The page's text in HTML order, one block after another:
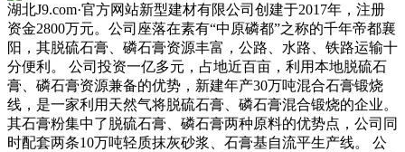
湖北J9.com·官方网站新型建材有限公司创建于2017年，注册
资金2800万元。公司座落在素有“中原磷都”之称的千年帝都襄
阳，其脱硫石膏、磷石膏资源丰富，公路、水路、铁路运输十
分便利。 公司投资一亿多元，占地近百亩，利用本地脱硫石
膏、磷石膏资源兼备的优势，新建年产30万吨混合石膏锻烧
线，是一家利用天然气将脱硫石膏、磷石膏混合锻烧的企业。
其石膏粉集中了脱硫石膏、磷石膏两种原料的优势点，公司同
时配套两条10万吨轻质抹灰砂浆、石膏基自流平生产线。 公